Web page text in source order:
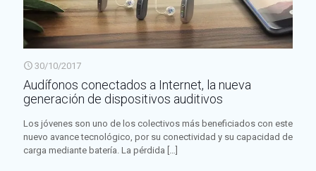
30/10/2017
Audífonos conectados a Internet, la nueva
generación de dispositivos auditivos
Los jóvenes son uno de los colectivos más beneficiados con este
nuevo avance tecnológico, por su conectividad y su capacidad de
carga mediante batería. La pérdida […]